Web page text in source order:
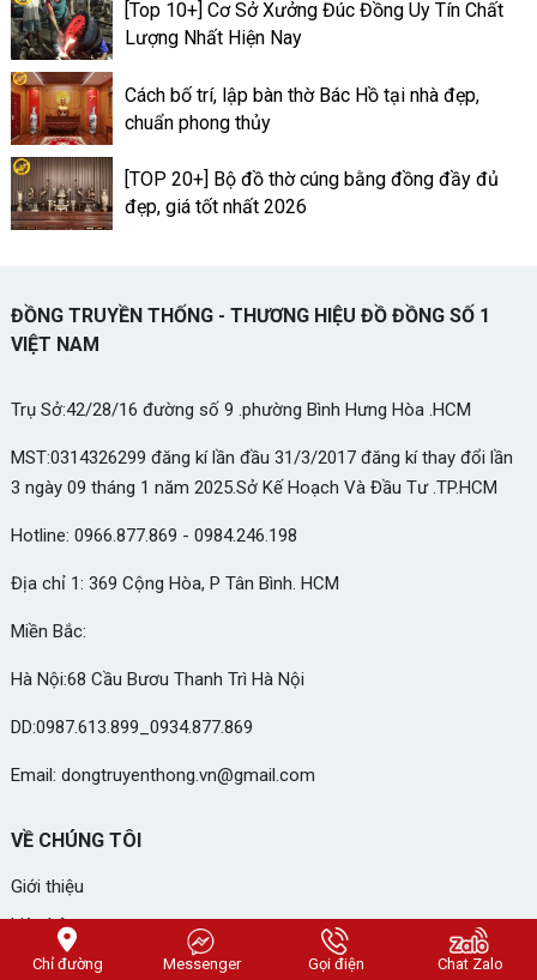
[Top 10+] Cơ Sở Xưởng Đúc Đồng Uy Tín Chất
Lượng Nhất Hiện Nay
Cách bố trí, lập bàn thờ Bác Hồ tại nhà đẹp,
chuẩn phong thủy
[TOP 20+] Bộ đồ thờ cúng bằng đồng đầy đủ
đẹp, giá tốt nhất 2026
ĐỒNG TRUYỀN THỐNG - THƯƠNG HIỆU ĐỒ ĐỒNG SỐ 1
VIỆT NAM
Trụ Sở:42/28/16 đường số 9 .phường Bình Hưng Hòa .HCM
MST:0314326299 đăng kí lần đầu 31/3/2017 đăng kí thay đổi lần
3 ngày 09 tháng 1 năm 2025.Sở Kế Hoạch Và Đầu Tư .TP.HCM
Hotline: 0966.877.869 - 0984.246.198
Địa chỉ 1: 369 Cộng Hòa, P Tân Bình. HCM
Miền Bắc:
Hà Nội:68 Cầu Bươu Thanh Trì Hà Nội
DD:0987.613.899_0934.877.869
Email: dongtruyenthong.vn@gmail.com
VỀ CHÚNG TÔI
Giới thiệu
Liên hệ
Chỉ đường Messenger Gọi điện Chat Zalo